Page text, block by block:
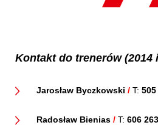
Kontakt do trenerów (2014
Jarosław Byczkowski / T: 505
Radosław Bienias / T: 606